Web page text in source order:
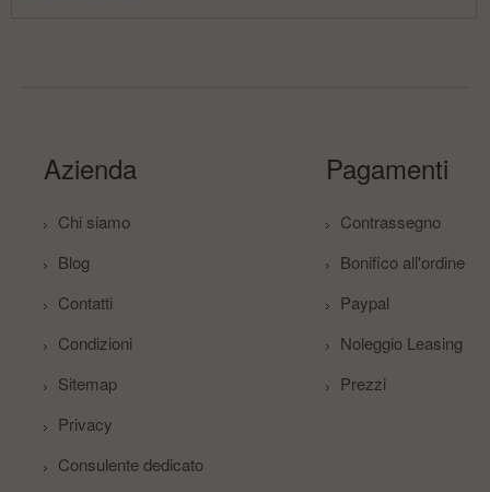
Azienda
Chi siamo
Blog
Contatti
Condizioni
Sitemap
Privacy
Consulente dedicato
Pagamenti
Contrassegno
Bonifico all'ordine
Paypal
Noleggio Leasing
Prezzi